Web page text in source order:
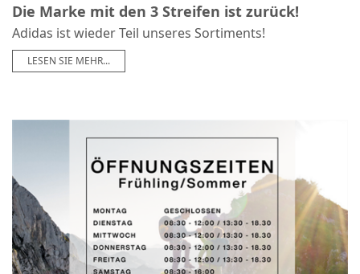
Die Marke mit den 3 Streifen ist zurück!
Adidas ist wieder Teil unseres Sortiments!
LESEN SIE MEHR...